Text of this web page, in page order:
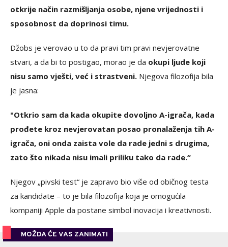
otkrije način razmišljanja osobe, njene vrijednosti i
sposobnost da doprinosi timu.
Džobs je verovao u to da pravi tim pravi nevjerovatne
stvari, a da bi to postigao, morao je da okupi ljude koji
nisu samo vješti, već i strastveni. Njegova filozofija bila
je jasna:
"Otkrio sam da kada okupite dovoljno A-igrača, kada
prođete kroz nevjerovatan posao pronalaženja tih A-
igrača, oni onda zaista vole da rade jedni s drugima,
zato što nikada nisu imali priliku tako da rade.“
Njegov „pivski test“ je zapravo bio više od običnog testa
za kandidate – to je bila filozofija koja je omogućila
kompaniji Apple da postane simbol inovacija i kreativnosti.
MOŽDA ĆE VAS ZANIMATI